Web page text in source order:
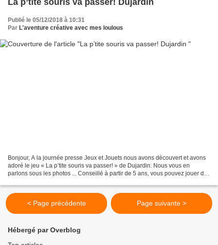
Publié le 05/12/2018 à 10:31
Par L'aventure créative avec mes loulous
Bonjour, A la journée presse Jeux et Jouets nous avons découvert et avons
adoré le jeu « La p’tite souris va passer! » de Dujardin. Nous vous en
parlons sous les photos ... Conseillé à partir de 5 ans, vous pouvez jouer de
< Page précédente Page suivante >
Hébergé par Overblog